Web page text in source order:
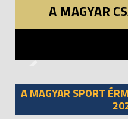
A MAGYAR
A MAGYAR SPORT